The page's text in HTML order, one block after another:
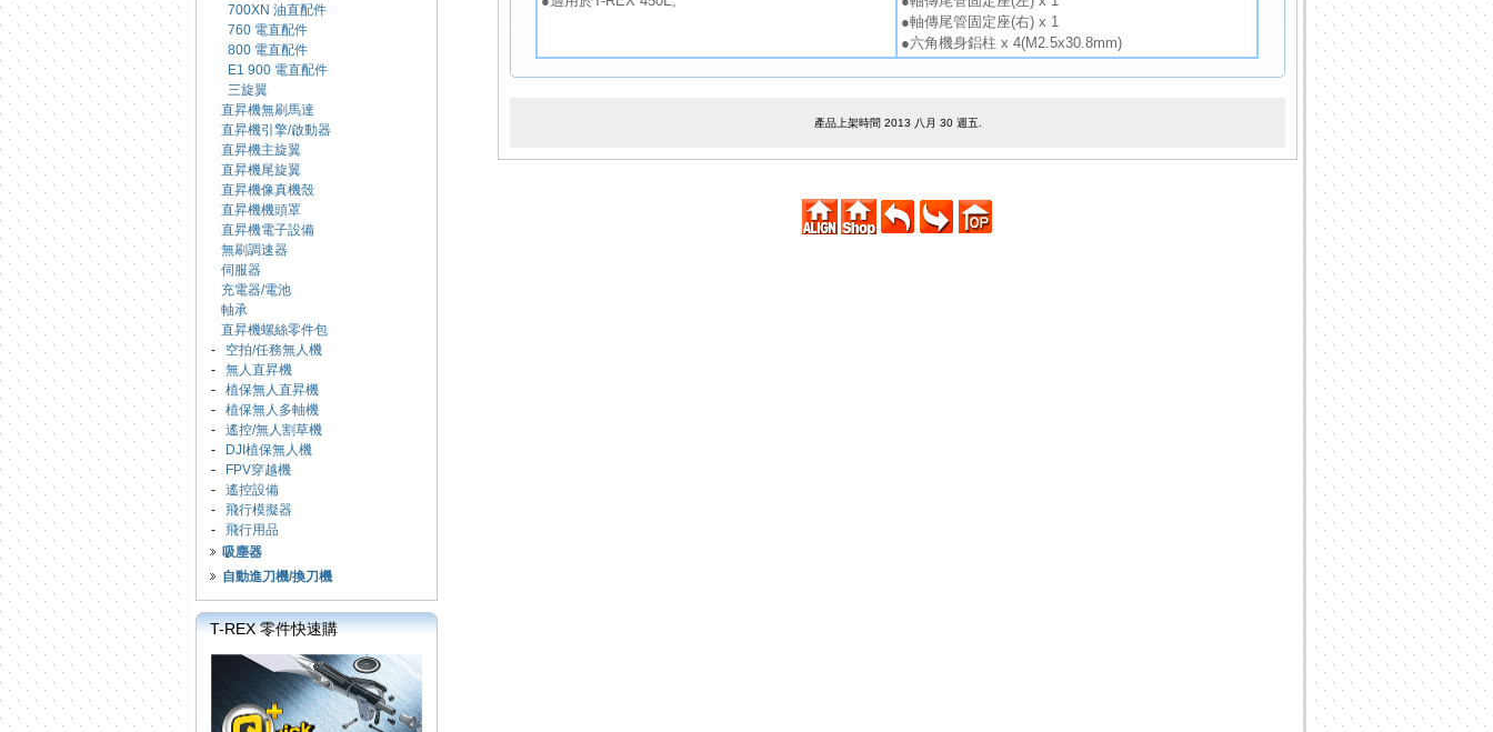
700XN 油直配件
760 電直配件
800 電直配件
E1 900 電直配件
三旋翼
直昇機無刷馬達
直昇機引擎/啟動器
直昇機主旋翼
直昇機尾旋翼
直昇機像真機殼
直昇機機頭罩
直昇機電子設備
無刷調速器
伺服器
充電器/電池
軸承
直昇機螺絲零件包
- 空拍/任務無人機
- 無人直昇機
- 植保無人直昇機
- 植保無人多軸機
- 遙控/無人割草機
-
DJI植保無人機
-
FPV穿越機
- 遙控設備
- 飛行模擬器
- 飛行用品
吸塵器
自動進刀機/換刀機
T-REX 零件快速購
●軸傳尾管固定座(右) x 1
●六角機身鋁柱 x 4(M2.5x30.8mm)
產品上架時間 2013 八月 30 週五.